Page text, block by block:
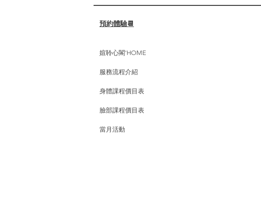
✔️ 促進淋巴循環，減輕水腫，幫
預約體驗📆
媗聆心閣'HOME
服務流程介紹
身體課程價目表
臉部課程價目表
當月活動